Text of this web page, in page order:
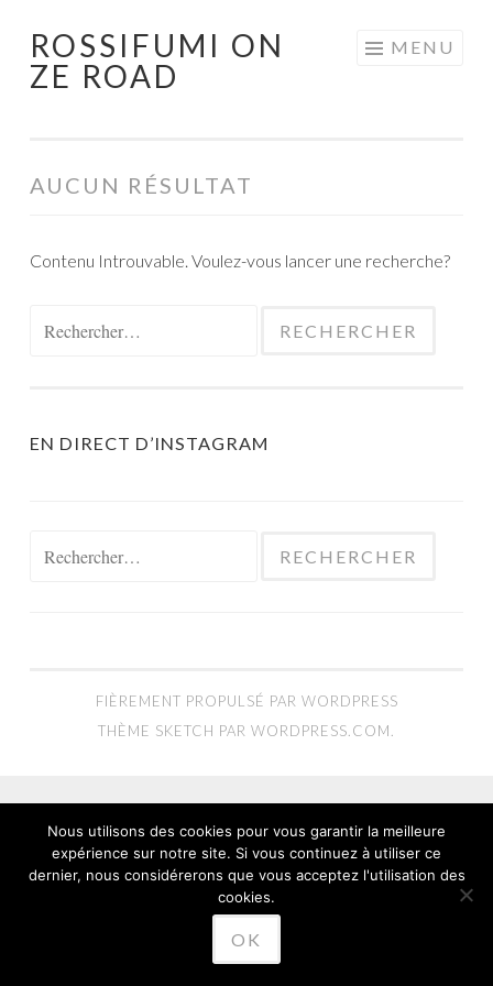
Aller
au
ROSSIFUMI ON
ZE ROAD
MENU
AUCUN RÉSULTAT
Contenu Introuvable. Voulez-vous lancer une recherche?
EN DIRECT D’INSTAGRAM
FIÈREMENT PROPULSÉ PAR WORDPRESS
THÈME SKETCH PAR WORDPRESS.COM
Nous utilisons des cookies pour vous garantir la meilleure
expérience sur notre site. Si vous continuez à utiliser ce
dernier, nous considérerons que vous acceptez l'utilisation des
cookies.
OK